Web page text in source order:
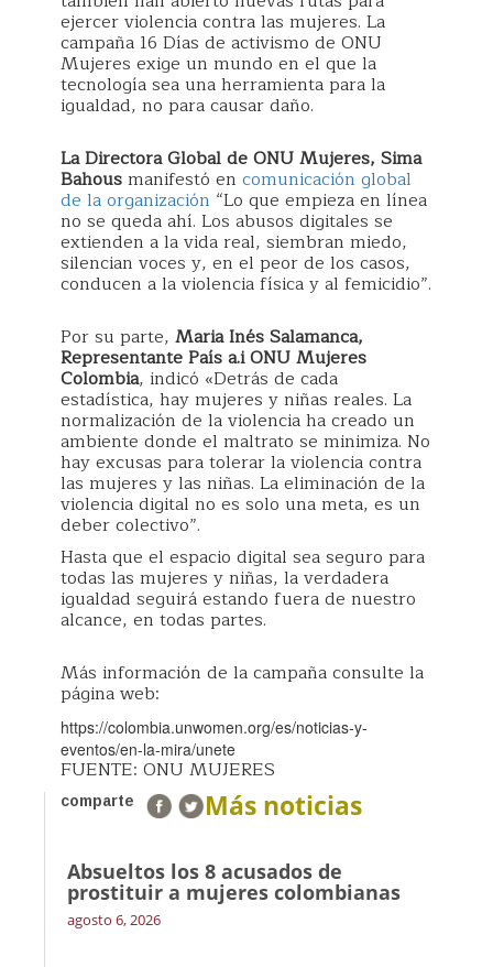
ejercer violencia contra las mujeres. La
campaña 16 Días de activismo de ONU
Mujeres exige un mundo en el que la
tecnología sea una herramienta para la
igualdad, no para causar daño.
La Directora Global de ONU Mujeres, Sima
Bahousmanifestó en comunicación global
de la organización “Lo que empieza en línea
no se queda ahí. Los abusos digitales se
extienden a la vida real, siembran miedo,
silencian voces y, en el peor de los casos,
conducen a la violencia física y al femicidio”.
Por su parte, Maria Inés Salamanca,
Representante País a.i ONU Mujeres
Colombia, indicó «Detrás de cada
estadística, hay mujeres y niñas reales. La
normalización de la violencia ha creado un
ambiente donde el maltrato se minimiza. No
hay excusas para tolerar la violencia contra
las mujeres y las niñas. La eliminación de la
violencia digital no es solo una meta, es un
deber colectivo”.
Hasta que el espacio digital sea seguro para
todas las mujeres y niñas, la verdadera
igualdad seguirá estando fuera de nuestro
alcance, en todas partes.
Más información de la campaña consulte la
página web:
https://colombia.unwomen.org/es/noticias-y-
eventos/en-la-mira/unete
FUENTE: ONU MUJERES
comparte Más noticias
Absueltos los 8 acusados de
prostituir a mujeres colombianas
agosto 6, 2026